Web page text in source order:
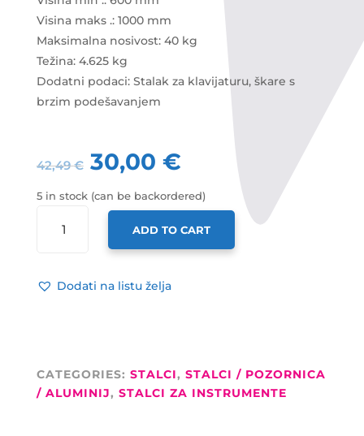
Visina maks .: 1000 mm
Maksimalna nosivost: 40 kg
Težina: 4.625 kg
Dodatni podaci: Stalak za klavijaturu, škare s
brzim podešavanjem
42,49€ 30,00 €
5 in stock (can be backordered)
HALL
KLAVIJATURU,
ADD TO CART
Dodati na listu želja
CATEGORIES: STALCI, STALCI / POZORNICA
/ ALUMINIJ, STALCI ZA INSTRUMENTE